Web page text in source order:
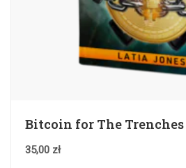
Bitcoin for The Trenches
35,00 zł